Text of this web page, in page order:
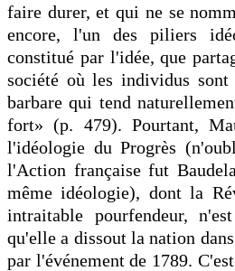
faire durer, et qui ne se
encore, l'un des piliers
constitué par l'idée, que
société où les individus
barbare qui tend
fort» (p. 479). Pourtant,
l'idéologie du Progrès
l'Action française fut
même idéologie), dont la
intraitable pourfendeur,
qu'elle a dissout la nation
par l'événement de 1789.